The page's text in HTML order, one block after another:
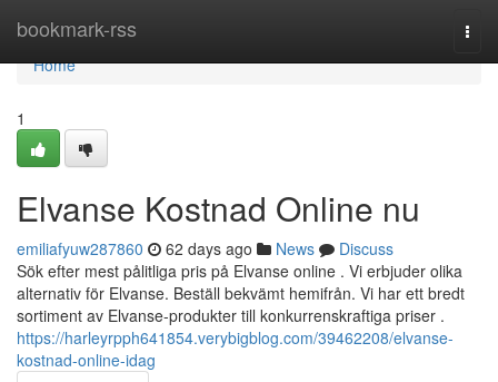
bookmark-rss
Home
Home
1
Elvanse Kostnad Online nu
emiliafyuw287860 62 days ago News
Discuss
Sök efter mest pålitliga pris på Elvanse online . Vi erbjuder olika
alternativ för Elvanse. Beställ bekvämt hemifrån. Vi har ett bredt
sortiment av Elvanse-produkter till konkurrenskraftiga priser .
https://harleyrpph641854.verybigblog.com/39462208/elvanse-
kostnad-online-idag